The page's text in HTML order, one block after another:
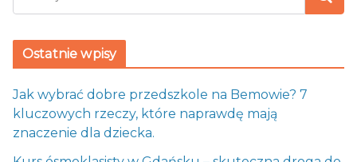
Ostatnie wpisy
Jak wybrać dobre przedszkole na Bemowie? 7
kluczowych rzeczy, które naprawdę mają
znaczenie dla dziecka.